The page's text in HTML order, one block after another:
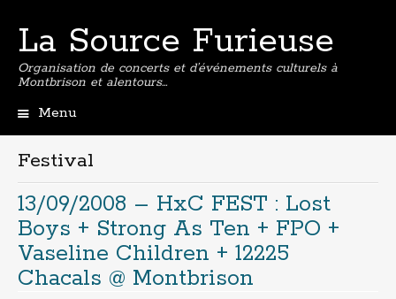
La Source Furieuse
Organisation de concerts et d’événements culturels à
Montbrison et alentours…
Menu
contenu
principal
Festival
13/09/2008 – HxC FEST : Lost
Boys + Strong As Ten + FPO +
Vaseline Children + 12225
Chacals @ Montbrison